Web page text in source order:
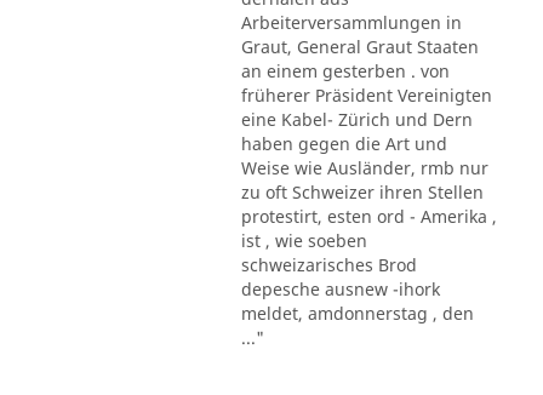
Arbeiterversammlungen in
Graut, General Graut Staaten
an einem gesterben . von
früherer Präsident Vereinigten
eine Kabel- Zürich und Dern
haben gegen die Art und
Weise wie Ausländer, rmb nur
zu oft Schweizer ihren Stellen
protestirt, esten ord - Amerika ,
ist , wie soeben
schweizarisches Brod
depesche ausnew -ihork
meldet, amdonnerstag , den
..."